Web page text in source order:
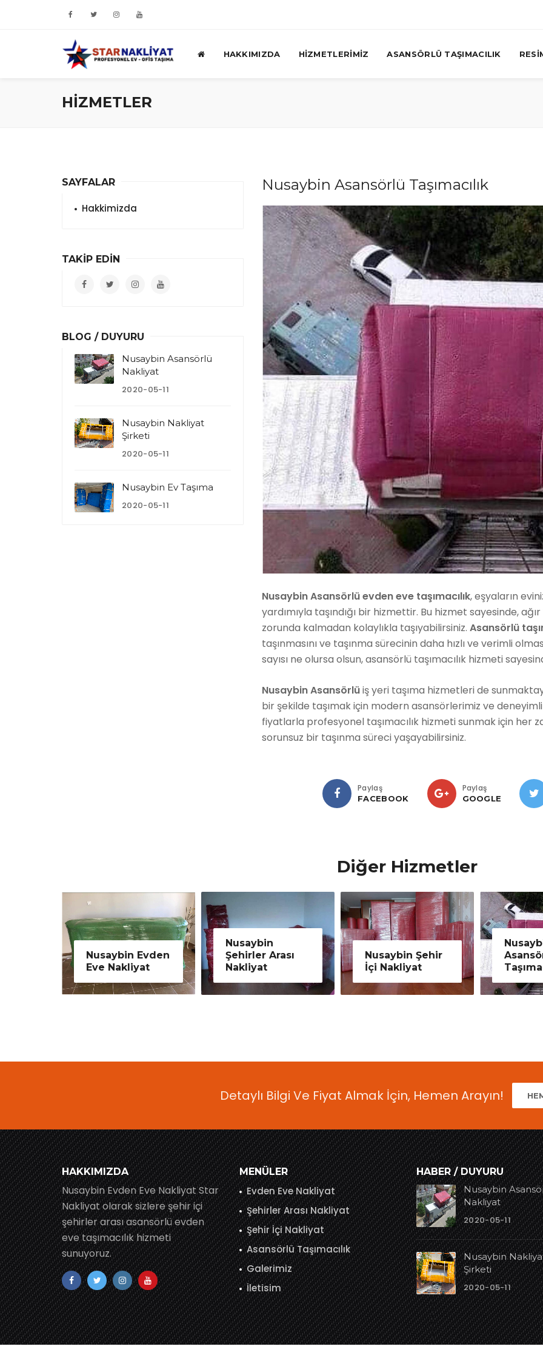
HAKKIMIZDA HİZMETLERİMİZ ASANSÖRLÜ TAŞIMACILIK
HİZMETLER
Nusaybin Asansörlü Taşımacılık
Nusaybin Asansörlü evden eve taşımacılık, eşyaların
yardımıyla taşındığı bir hizmettir. Bu hizmet sayesinde,
zorunda kalmadan kolaylıkla taşıyabilirsiniz. Asansörlü
taşınmasını ve taşınma sürecinin daha hızlı ve verimli
sayısı ne olursa olsun, asansörlü taşımacılık hizmeti
Nusaybin Asansörlüiş yeri taşıma hizmetleri de
bir şekilde taşımak için modern asansörlerimiz ve
fiyatlarla profesyonel taşımacılık hizmeti sunmak için her
sorunsuz bir taşınma süreci yaşayabilirsiniz.
Paylaş
FACEBOOK
Paylaş
GOOGLE
SAYFALAR
Hakkimizda
TAKİP EDİN
BLOG / DUYURU
Nusaybin Asansörlü
Nakliyat
2020-05-11
Nusaybin Nakliyat
Şirketi
2020-05-11
Nusaybin Ev Taşıma
2020-05-11
Diğer Hizmetler
Nusaybin
Şehirler Arası
Nakliyat
Nusaybin Şehir
İçi Nakliyat
Nusaybin
Asansörlü
Taşımacılık
Detaylı Bilgi Ve Fiyat Almak İçin, Hemen Arayın!
HAKKIMIZDA
Nusaybin Evden Eve Nakliyat Star
Nakliyat olarak sizlere şehir içi
şehirler arası asansörlü evden
eve taşımacılık hizmeti
sunuyoruz.
MENÜLER
Evden Eve Nakliyat
Şehirler Arası Nakliyat
Şehir İçi Nakliyat
Asansörlü Taşımacılık
Galerimiz
İletisim
HABER / DUYURU
Nusaybin
Nakliyat
2020-05-11
Nusaybin
Şirketi
2020-05-11